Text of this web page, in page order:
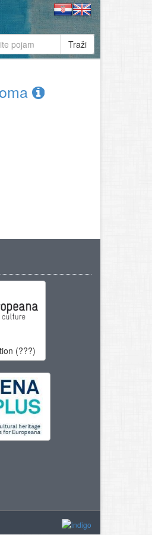
Traži
(???)